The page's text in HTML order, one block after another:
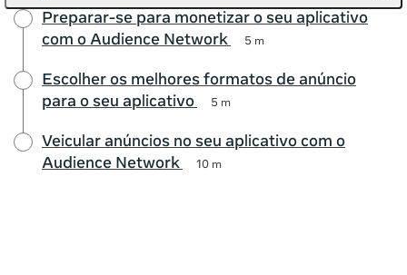
Preparar-se para monetizar o seu aplicativo
com o Audience Network
5 m
Escolher os melhores formatos de anúncio
para o seu aplicativo
5 m
Veicular anúncios no seu aplicativo com o
Audience Network
10 m